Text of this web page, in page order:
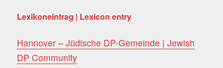
Lexikoneintrag | Lexicon entry
Hannover – Jüdische DP-Gemeinde | Jewish
DP Community